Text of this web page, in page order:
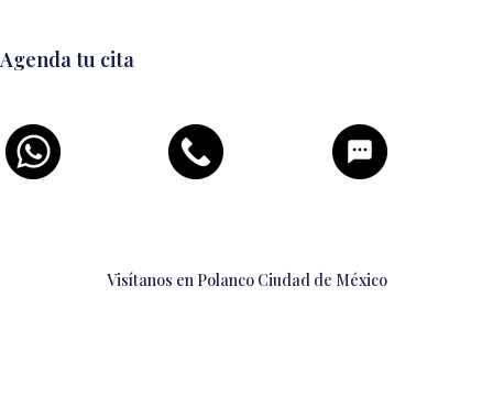
Agenda tu cita
Visítanos en Polanco Ciudad de México